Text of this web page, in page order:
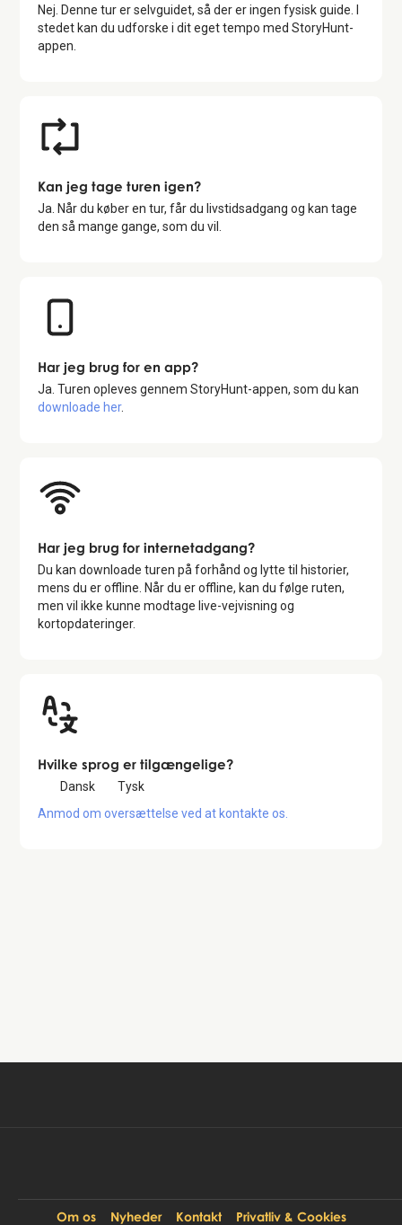
Nej. Denne tur er selvguidet, så der er ingen fysisk guide. I
stedet kan du udforske i dit eget tempo med StoryHunt-
appen.
Kan jeg tage turen igen?
Ja. Når du køber en tur, får du livstidsadgang og kan tage
den så mange gange, som du vil.
Har jeg brug for en app?
Ja. Turen opleves gennem StoryHunt-appen, som du kan
downloade her.
Har jeg brug for internetadgang?
Du kan downloade turen på forhånd og lytte til historier,
mens du er offline. Når du er offline, kan du følge ruten,
men vil ikke kunne modtage live-vejvisning og
kortopdateringer.
Hvilke sprog er tilgængelige?
Dansk
Tysk
Anmod om oversættelse ved at kontakte os.
Om os Nyheder Kontakt Privatliv & Cookies